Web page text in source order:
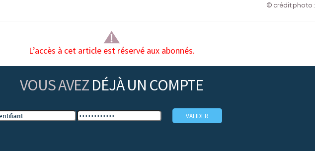
© crédit photo :
L’accès à cet article est réservé aux abonnés.
VOUS AVEZ DÉJÀ UN COMPTE